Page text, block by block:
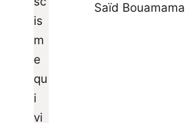
Saïd Bouamama